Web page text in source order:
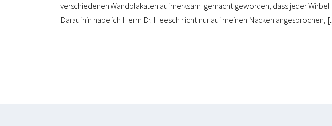
verschiedenen Wandplakaten aufmerksam gemacht geworden, dass jeder
Daraufhin habe ich Herrn Dr. Heesch nicht nur auf meinen Nacken angesprochen,